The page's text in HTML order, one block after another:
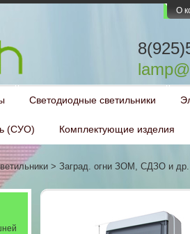
О
Светодиодные светильники
(СУО) Комплектующие изделия
> Заград. огни ЗОМ, СДЗО и др.